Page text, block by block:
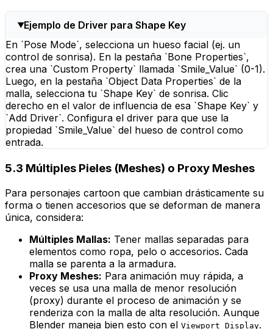
Ejemplo de Driver para Shape Key
En `Pose Mode`, selecciona un hueso facial (ej. un
control de sonrisa). En la pestaña `Bone Properties`,
crea una `Custom Property` llamada `Smile_Value` (0-1).
Luego, en la pestaña `Object Data Properties` de la
malla, selecciona tu `Shape Key` de sonrisa. Clic
derecho en el valor de influencia de esa `Shape Key` y
`Add Driver`. Configura el driver para que use la
propiedad `Smile_Value` del hueso de control como
entrada.
5.3 Múltiples Pieles (Meshes) o Proxy Meshes
Para personajes cartoon que cambian drásticamente su
forma o tienen accesorios que se deforman de manera
única, considera:
Múltiples Mallas: Tener mallas separadas para
elementos como ropa, pelo o accesorios. Cada
malla se parenta a la armadura.
Proxy Meshes: Para animación muy rápida, a
veces se usa una malla de menor resolución
(proxy) durante el proceso de animación y se
renderiza con la malla de alta resolución. Aunque
Blender maneja bien esto con el Viewport Display.